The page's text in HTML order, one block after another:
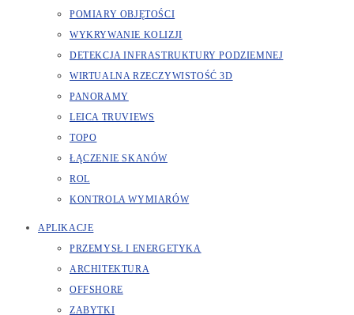
POMIARY OBJĘTOŚCI
WYKRYWANIE KOLIZJI
DETEKCJA INFRASTRUKTURY PODZIEMNEJ
WIRTUALNA RZECZYWISTOŚĆ 3D
PANORAMY
LEICA TRUVIEWS
TOPO
ŁĄCZENIE SKANÓW
ROL
KONTROLA WYMIARÓW
APLIKACJE
PRZEMYSŁ I ENERGETYKA
ARCHITEKTURA
OFFSHORE
ZABYTKI